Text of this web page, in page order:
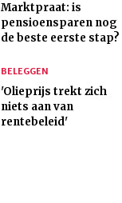
Marktpraat: is
pensioensparen nog
de beste eerste stap?
BELEGGEN
'Olieprijs trekt zich
niets aan van
rentebeleid'